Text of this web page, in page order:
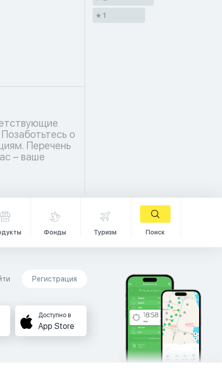
1
Фонды Туризм Поиск
Регистрация
Доступно в
App Store